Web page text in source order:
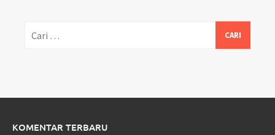
untuk:
KOMENTAR TERBARU